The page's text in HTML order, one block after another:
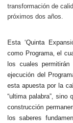
transformación de
próximos dos años.
Esta ‘Quinta
como Programa, el
los cuales
ejecución del
esta apuesta por la
“ultima palabra”,
construcción
los saberes